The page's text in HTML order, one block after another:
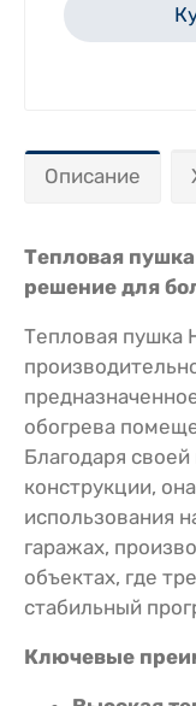
Описание
Тепловая
решение для
Тепловая пушка
обогрева
Благодаря
конструкции,
использования
гаражах,
объектах, где
стабильный
Ключевые